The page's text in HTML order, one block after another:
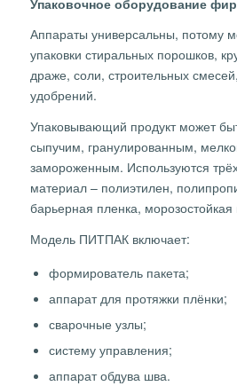
Аппараты универсальны, потому
упаковки стиральных порошков,
драже, соли, строительных
удобрений.
Упаковывающий продукт может
сыпучим, гранулированным,
замороженным. Используются
материал – полиэтилен,
барьерная пленка, морозостойкая
Модель ПИТПАК включает:
формирователь пакета;
аппарат для протяжки плёнки;
сварочные узлы;
систему управления;
аппарат обдува шва.